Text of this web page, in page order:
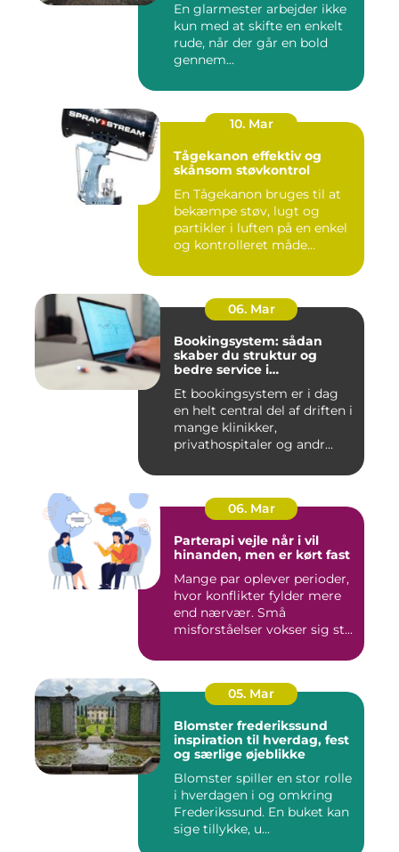
En glarmester arbejder ikke
kun med at skifte en enkelt
rude, når der går en bold
gennem...
10. Mar
Tågekanon effektiv og
skånsom støvkontrol
En Tågekanon bruges til at
bekæmpe støv, lugt og
partikler i luften på en enkel
og kontrolleret måde...
06. Mar
Bookingsystem: sådan
skaber du struktur og
bedre service i
Et bookingsystem er i dag
en helt central del af driften i
mange klinikker,
privathospitaler og andr...
06. Mar
Parterapi vejle når i vil
hinanden, men er kørt fast
Mange par oplever perioder,
hvor konflikter fylder mere
end nærvær. Små
misforståelser vokser sig st...
05. Mar
Blomster frederikssund
inspiration til hverdag, fest
og særlige øjeblikke
Blomster spiller en stor rolle
i hverdagen i og omkring
Frederikssund. En buket kan
sige tillykke, u...